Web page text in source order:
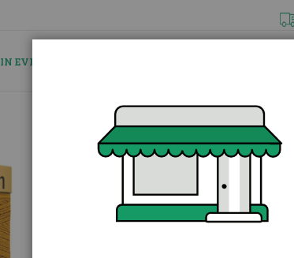
IN EVIDENZA
Filo
Varianti colore
Colore:GIALLO
to
the
gallery